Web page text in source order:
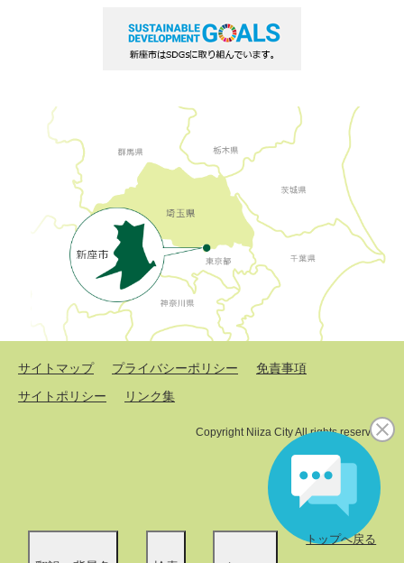
トップへ戻る
サイトマップ プライバシーポリシー
免責事項
サイトポリシー
リンク集
Copyright Niiza City All rights reserved.